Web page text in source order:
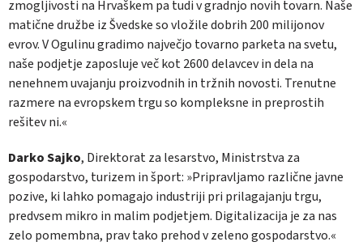
zmogljivosti na Hrvaškem pa tudi v gradnjo novih tovarn. Naše
matične družbe iz Švedske so vložile dobrih 200 milijonov
evrov. V Ogulinu gradimo največjo tovarno parketa na svetu,
naše podjetje zaposluje več kot 2600 delavcev in dela na
nenehnem uvajanju proizvodnih in tržnih novosti. Trenutne
razmere na evropskem trgu so kompleksne in preprostih
rešitev ni.«
Darko Sajko, Direktorat za lesarstvo, Ministrstva za
gospodarstvo, turizem in šport: »Pripravljamo različne javne
pozive, ki lahko pomagajo industriji pri prilagajanju trgu,
predvsem mikro in malim podjetjem. Digitalizacija je za nas
zelo pomembna, prav tako prehod v zeleno gospodarstvo.«